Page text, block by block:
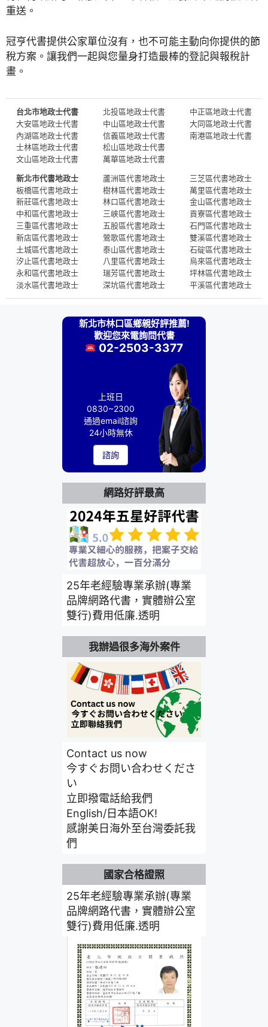
重送。
冠亨代書提供公家單位沒有，也不可能主動向你提供的節
稅方案。讓我們一起與您量身打造最棒的登記與報稅計
畫。
台北市地政士代書
大安區地政士代書
內湖區地政士代書
士林區地政士代書
文山區地政士代書
北投區地政士代書
中山區地政士代書
信義區地政士代書
松山區地政士代書
萬華區地政士代書
中正區地政士代書
大同區地政士代書
南港區地政士代書
新北市代書地政士
板橋區代書地政士
新莊區代書地政士
中和區代書地政士
三重區代書地政士
新店區代書地政士
土城區代書地政士
汐止區代書地政士
永和區代書地政士
淡水區代書地政士
蘆洲區代書地政士
樹林區代書地政士
林口區代書地政士
三峽區代書地政士
五股區代書地政士
鶯歌區代書地政士
泰山區代書地政士
八里區代書地政士
瑞芳區代書地政士
深坑區代書地政士
三芝區代書地政士
萬里區代書地政士
金山區代書地政士
貢寮區代書地政士
石門區代書地政士
雙溪區代書地政士
石碇區代書地政士
烏來區代書地政士
坪林區代書地政士
平溪區代書地政士
新北市林口區鄉親好評推薦!
歡迎您來電詢問代書
02-2503-3377
上班日
0830~2300
通過email諮詢
24小時無休
諮詢
網路好評最高
25年老經驗專業承辦(專業
品牌網路代書，實體辦公室
雙行)費用低廉.透明
我辦過很多海外案件
Contact us now
今すぐお問い合わせくださ
い
立即撥電話給我們
English/日本語OK!
感謝美日海外至台灣委託我
們
國家合格證照
25年老經驗專業承辦(專業
品牌網路代書，實體辦公室
雙行)費用低廉.透明